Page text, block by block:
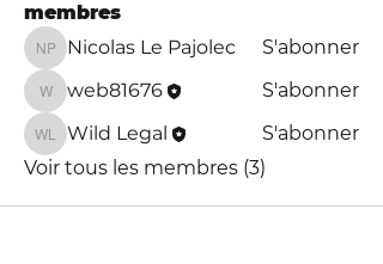
membres
Nicolas Le Pajolec
Nicolas Le Pajolec S'abonner
web81676
web81676 S'abonner
Wild Legal
Wild Legal
S'abonner
Voir tous les membres (3)